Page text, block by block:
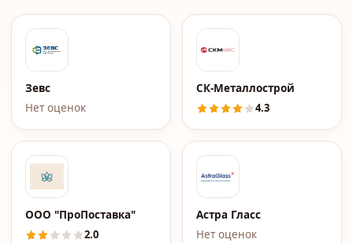
Зевс
Нет оценок
СК-Металлострой
4.3
ООО "ПроПоставка"
2.0
Астра Гласс
Нет оценок